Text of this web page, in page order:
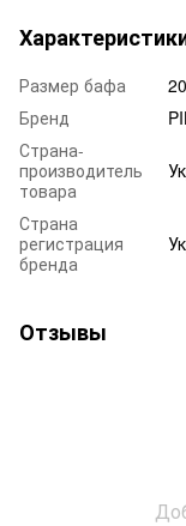
Размер бафа
Бренд
Страна-
производитель
товара
Страна
регистрация
бренда
Отзывы